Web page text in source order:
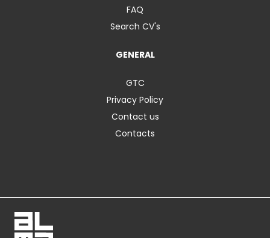
FAQ
Search CV's
GENERAL
GTC
Privacy Policy
Contact us
Contacts